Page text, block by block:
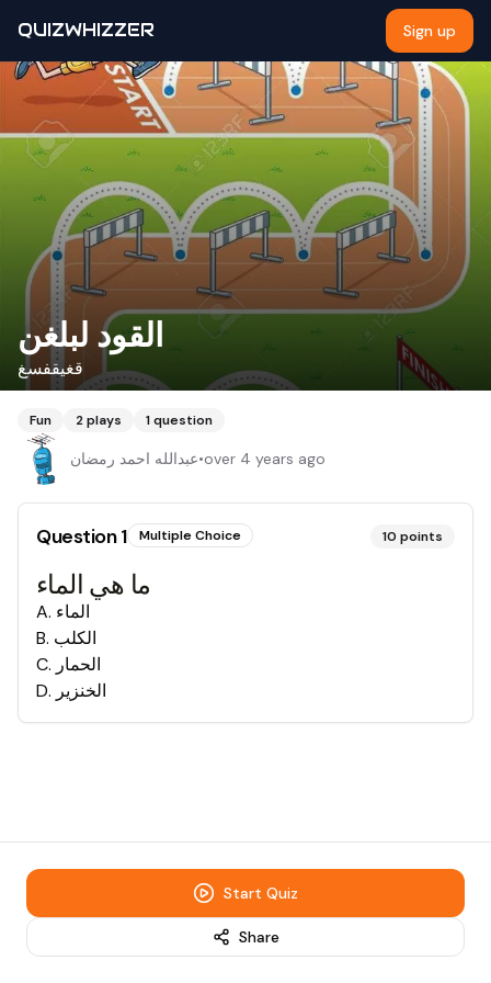
QUIZWHIZZER Sign up
القود لبلغن
قغيقفسغ
Fun 2plays 1question
عبدالله احمد رمضان•over 4 years ago
Question1 Multiple Choice 10 points
ما هي الماء
A. الماء
B. الكلب
C. الحمار
D. الخنزير
Start Quiz
Share